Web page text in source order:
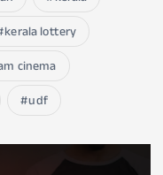
kerala lottery
cinema
udf